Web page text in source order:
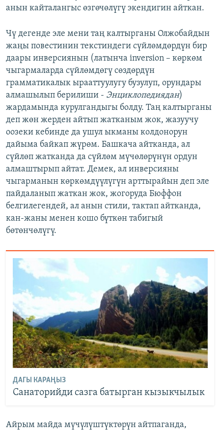
анын кайталангыс өзгөчөлүгү экендигин айткан.
Чү дегенде эле мени таң калтырганы Олжобайдын
жаңы повестинин текстиндеги сүйлөмдөрдүн бир
даары инверсиянын (латынча inversion – көркөм
чыгармаларда сүйлөмдөгү сөздөрдүн
грамматикалык ырааттуулугу бузулуп, орундары
алмашылып берилиши - Энциклопедиядан)
жардамында курулгандыгы болду. Таң калтырганы
деп жөн жерден айтып жатканым жок, жазуучу
оозеки кебинде да ушул ыкманы колдонорун
дайыма байкап жүрөм. Башкача айтканда, ал
сүйлөп жатканда да сүйлөм мүчөлөрүнүн ордун
алмаштырып айтат. Демек, ал инверсияны
чыгарманын көркөмдүүлүгүн арттырайын деп эле
пайдаланып жаткан жок, жогоруда Бюффон
белгилегендей, ал анын стили, тактап айтканда,
кан-жаны менен кошо бүткөн табигый
бөтөнчөлүгү.
ДАГЫ КАРАҢЫЗ
Санаторийди сазга батырган кызыкчылык
Айрым майда мүчүлүштүктөрүн айтпаганда,